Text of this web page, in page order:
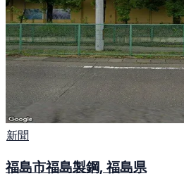
新聞
福島市福島製鋼, 福島県